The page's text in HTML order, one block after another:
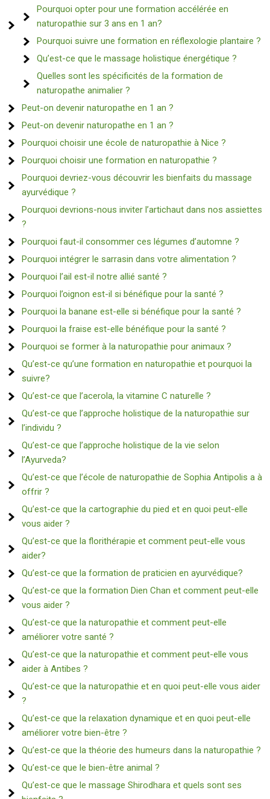
Pourquoi opter pour une formation accélérée en
naturopathie sur 3 ans en 1 an?
Pourquoi suivre une formation en réflexologie plantaire ?
Qu’est-ce que le massage holistique énergétique ?
Quelles sont les spécificités de la formation de
naturopathe animalier ?
Peut-on devenir naturopathe en 1 an ?
Peut-on devenir naturopathe en 1 an ?
Pourquoi choisir une école de naturopathie à Nice ?
Pourquoi choisir une formation en naturopathie ?
Pourquoi devriez-vous découvrir les bienfaits du massage
ayurvédique ?
Pourquoi devrions-nous inviter l’artichaut dans nos assiettes
?
Pourquoi faut-il consommer ces légumes d’automne ?
Pourquoi intégrer le sarrasin dans votre alimentation ?
Pourquoi l’ail est-il notre allié santé ?
Pourquoi l’oignon est-il si bénéfique pour la santé ?
Pourquoi la banane est-elle si bénéfique pour la santé ?
Pourquoi la fraise est-elle bénéfique pour la santé ?
Pourquoi se former à la naturopathie pour animaux ?
Qu’est-ce qu’une formation en naturopathie et pourquoi la
suivre?
Qu’est-ce que l’acerola, la vitamine C naturelle ?
Qu’est-ce que l’approche holistique de la naturopathie sur
l’individu ?
Qu’est-ce que l’approche holistique de la vie selon
l’Ayurveda?
Qu’est-ce que l’école de naturopathie de Sophia Antipolis a à
offrir ?
Qu’est-ce que la cartographie du pied et en quoi peut-elle
vous aider ?
Qu’est-ce que la florithérapie et comment peut-elle vous
aider?
Qu’est-ce que la formation de praticien en ayurvédique?
Qu’est-ce que la formation Dien Chan et comment peut-elle
vous aider ?
Qu’est-ce que la naturopathie et comment peut-elle
améliorer votre santé ?
Qu’est-ce que la naturopathie et comment peut-elle vous
aider à Antibes ?
Qu’est-ce que la naturopathie et en quoi peut-elle vous aider
?
Qu’est-ce que la relaxation dynamique et en quoi peut-elle
améliorer votre bien-être ?
Qu’est-ce que la théorie des humeurs dans la naturopathie ?
Qu’est-ce que le bien-être animal ?
Qu’est-ce que le massage Shirodhara et quels sont ses